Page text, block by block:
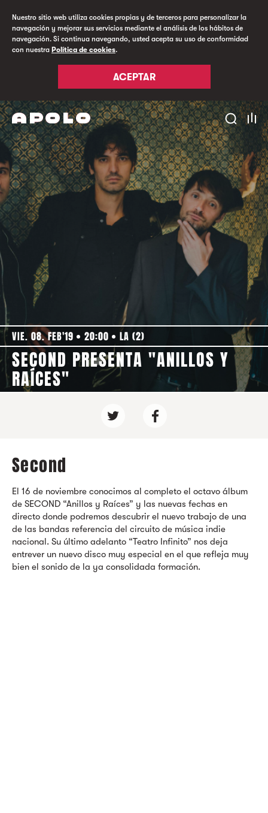
Nuestro sitio web utiliza cookies propias y de terceros para personalizar la
navegación y mejorar sus servicios mediante el análisis de los hábitos de
navegación. Si continua navegando, usted acepta su uso de conformidad
con nuestra Política de cookies.
ACEPTAR
VIE. 08. FEB'19 20:00 LA (2)
SECOND PRESENTA "ANILLOS Y
RAÍCES"
Second
El 16 de noviembre conocimos al completo el octavo álbum
de SECOND “Anillos y Raíces” y las nuevas fechas en
directo donde podremos descubrir el nuevo trabajo de una
de las bandas referencia del circuito de música indie
nacional. Su último adelanto “Teatro Infinito” nos deja
entrever un nuevo disco muy especial en el que refleja muy
bien el sonido de la ya consolidada formación.